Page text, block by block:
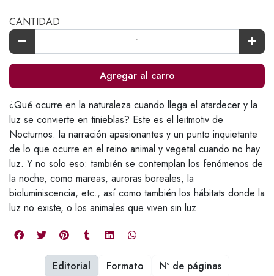
CANTIDAD
Agregar al carro
¿Qué ocurre en la naturaleza cuando llega el atardecer y la
luz se convierte en tinieblas? Este es el leitmotiv de
Nocturnos: la narración apasionantes y un punto inquietante
de lo que ocurre en el reino animal y vegetal cuando no hay
luz. Y no solo eso: también se contemplan los fenómenos de
la noche, como mareas, auroras boreales, la
bioluminiscencia, etc., así como también los hábitats donde la
luz no existe, o los animales que viven sin luz.
Editorial Formato
Nº de páginas